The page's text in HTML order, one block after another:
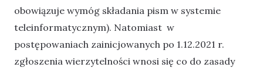
obowiązuje wymóg składania pism w systemie
teleinformatycznym). Natomiast w
postępowaniach zainicjowanych po 1.12.2021 r.
zgłoszenia wierzytelności wnosi się co do zasady